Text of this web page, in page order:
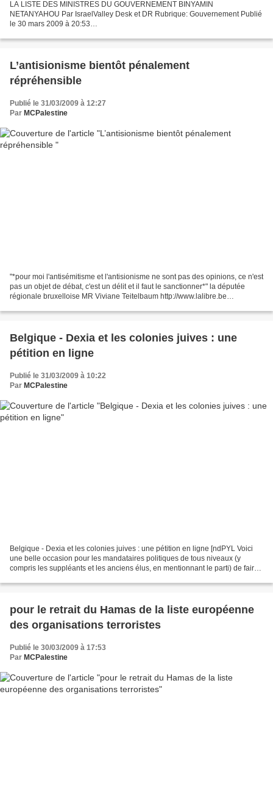
LA LISTE DES MINISTRES DU GOUVERNEMENT BINYAMIN
NETANYAHOU Par IsraelValley Desk et DR Rubrique: Gouvernement Publié
le 30 mars 2009 à 20:53
liste-des-ministres-du-gouvernement-binyamin-netanyahou...
L’antisionisme bientôt pénalement
répréhensible
Publié le 31/03/2009 à 12:27
Par MCPalestine
"*pour moi l'antisémitisme et l'antisionisme ne sont pas des opinions, ce n'est
pas un objet de débat, c'est un délit et il faut le sanctionner*" la députée
régionale bruxelloise MR Viviane Teitelbaum http://www.lalibre.be
Belgique - Dexia et les colonies juives : une
pétition en ligne
Publié le 31/03/2009 à 10:22
Par MCPalestine
Belgique - Dexia et les colonies juives : une pétition en ligne [ndPYL Voici
une belle occasion pour les mandataires politiques de tous niveaux (y
compris les suppléants et les anciens élus, en mentionnant le parti) de faire
pour le retrait du Hamas de la liste européenne
des organisations terroristes
Publié le 30/03/2009 à 17:53
Par MCPalestine